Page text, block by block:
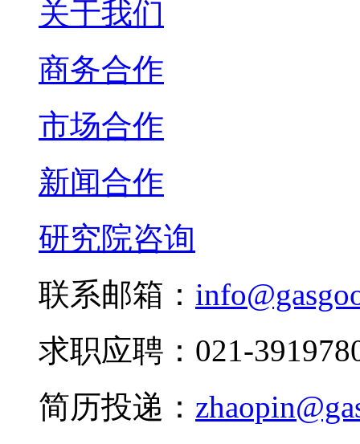
关于我们
商务合作
市场合作
新闻合作
研究院咨询
联系邮箱：
求职应聘：021-
简历投递：